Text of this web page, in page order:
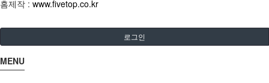
홈제작 : www.fivetop.co.kr
로그인
MENU